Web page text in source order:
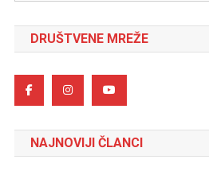
DRUŠTVENE MREŽE
NAJNOVIJI ČLANCI